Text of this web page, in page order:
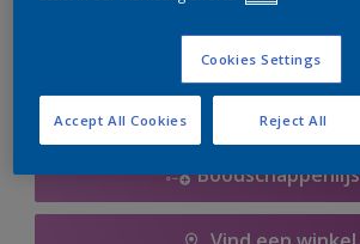
Cookies Settings
Reject All
Accept All Cookies